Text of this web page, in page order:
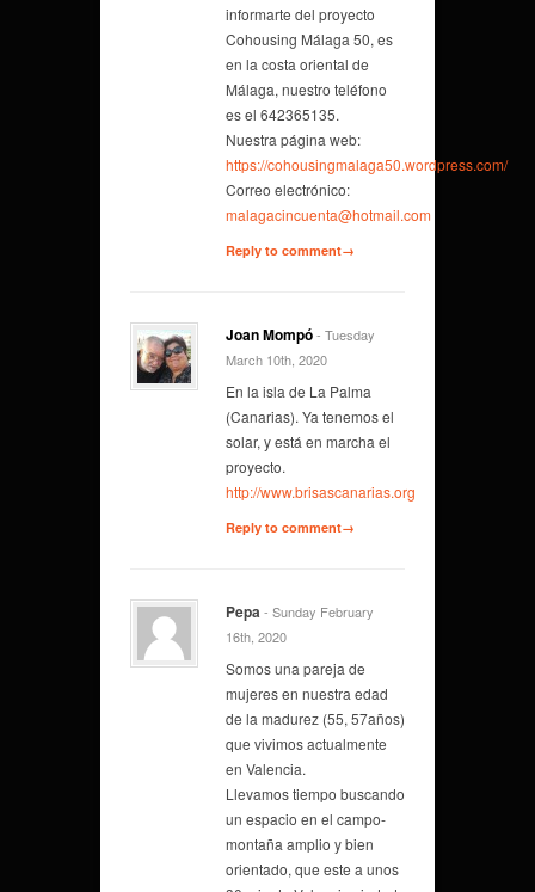
informarte del proyecto
Cohousing Málaga 50, es
en la costa oriental de
Málaga, nuestro teléfono
es el 642365135.
Nuestra página web:
https://cohousingmalaga50.wordpress.com/
Correo electrónico:
malagacincuenta@hotmail.com
Reply to comment→
Joan Mompó- Tuesday
March 10th, 2020
En la isla de La Palma
(Canarias). Ya tenemos el
solar, y está en marcha el
proyecto.
http://www.brisascanarias.org
Reply to comment→
Pepa- Sunday February
16th, 2020
Somos una pareja de
mujeres en nuestra edad
de la madurez (55, 57años)
que vivimos actualmente
en Valencia.
Llevamos tiempo buscando
un espacio en el campo-
montaña amplio y bien
orientado, que este a unos